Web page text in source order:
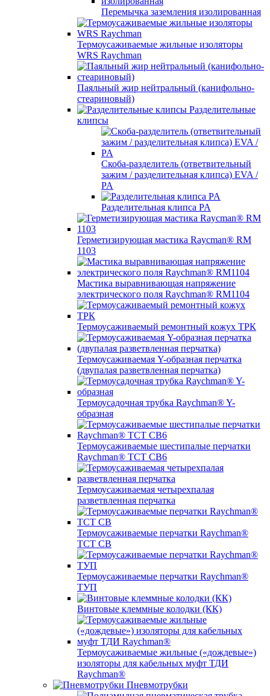
Перемычка заземления изолированная
Термоусаживаемые жильные изоляторы
WRS Raychman
Паяльный жир нейтральный (канифольно-
стеариновый)
Разделительные
клипсы
Скоба-разделитель (ответвительный
зажим / разделительная клипса) EVA /
PA
Разделительная клипса PA
Герметизирующая мастика Raycman® RM
1103
Мастика выравнивающая напряжение
электрического поля Raychman® RM1104
Термоусаживаемый ремонтный кожух ТРК
Термоусаживаемая Y-образная перчатка
(двупалая разветвленная перчатка)
Термоусадочная трубка Raychman® Y-
образная
Термоусаживаемые шестипалые перчатки
Raychman® ТСТ СВ6
Термоусаживаемая четырехпалая
разветвленная перчатка
Термоусаживаемые перчатки Raychman®
TCT CB
Термоусаживаемые перчатки Raychman®
ТУП
Винтовые клеммные колодки (КК)
Термоусаживаемые жильные («дождевые»)
изоляторы для кабельных муфт ТДИ
Raychman®
Пневмотрубки